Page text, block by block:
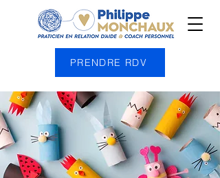
PRENDRE RDV